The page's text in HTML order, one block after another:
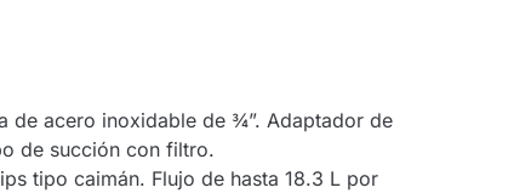
de acero inoxidable de ¾”. Adaptador de
de succión con filtro.
tipo caimán. Flujo de hasta 18.3 L por